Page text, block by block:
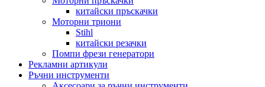
китайски пръскачки
Моторни триони
Stihl
китайски резачки
Помпи фрези генератори
Рекламни артикули
Ръчни инструменти